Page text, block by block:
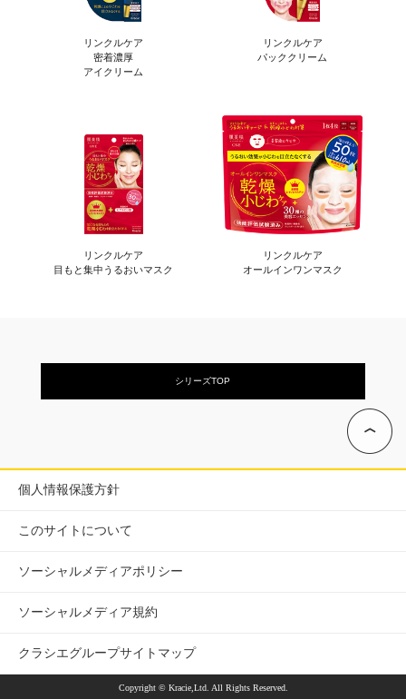
リンクルケア
密着濃厚
アイクリーム
リンクルケア
パッククリーム
リンクルケア
目もと集中うるおいマスク
リンクルケア
オールインワンマスク
シリーズTOP
個人情報保護方針
このサイトについて
ソーシャルメディアポリシー
ソーシャルメディア規約
クラシエグループサイトマップ
Copyright © Kracie,Ltd. All Rights Reserved.